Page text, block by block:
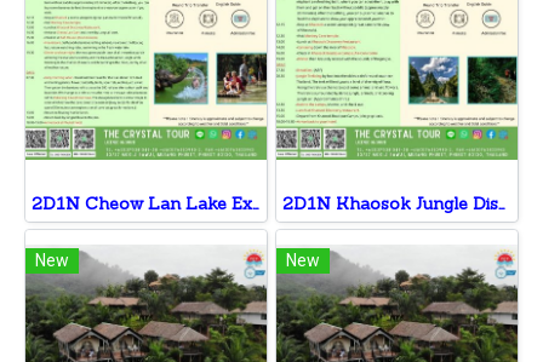
2D1N Cheow Lan Lake Explorer By Van 2D1N Khaosok Jungle Discovery By Van
New New